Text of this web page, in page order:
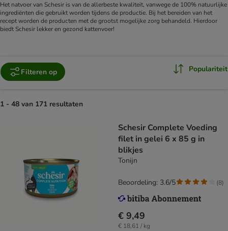
Het natvoer van Schesir is van de allerbeste kwaliteit, vanwege de 100% natuurlijke
ingrediënten die gebruikt worden tijdens de productie. Bij het bereiden van het
recept worden de producten met de grootst mogelijke zorg behandeld. Hierdoor
biedt Schesir lekker en gezond kattenvoer!
Filteren op Populariteit
1 - 48 van 171 resultaten
Schesir Complete Voeding
filet in gelei 6 x 85 g in
blikjes
Tonijn
€ 9,49
€ 18,61 / kg
Beoordeling: 3.6/5 (8)